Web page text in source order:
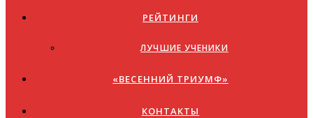
РЕЙТИНГИ
ЛУЧШИЕ УЧЕНИКИ
«ВЕСЕННИЙ ТРИУМФ»
КОНТАКТЫ